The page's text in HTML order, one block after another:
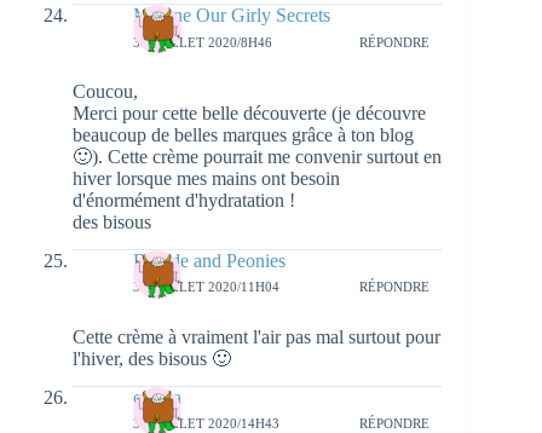
Mylène Our Girly Secrets
30 JUILLET 2020/8H46 RÉPONDRE
Coucou,
Merci pour cette belle découverte (je découvre
beaucoup de belles marques grâce à ton blog
🙂). Cette crème pourrait me convenir surtout en
hiver lorsque mes mains ont besoin
d'énormément d'hydratation !
des bisous
Blonde and Peonies
30 JUILLET 2020/11H04 RÉPONDRE
Cette crème à vraiment l'air pas mal surtout pour
l'hiver, des bisous 🙂
cecilia
31 JUILLET 2020/14H43 RÉPONDRE